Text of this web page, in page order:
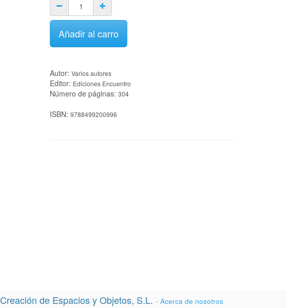
Añadir al carro
Autor: Varios autores
Editor: Ediciones Encuentro
Número de páginas: 304
ISBN: 9788499200996
Creación de Espacios y Objetos, S.L. - Acerca de nosotros